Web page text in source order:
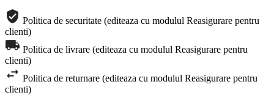
Politica de securitate (editeaza cu modulul Reasigurare pentru
clienti)
Politica de livrare (editeaza cu modulul Reasigurare pentru
clienti)
Politica de returnare (editeaza cu modulul Reasigurare pentru
clienti)